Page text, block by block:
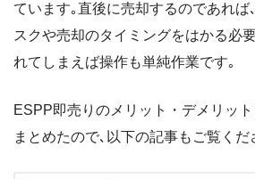
ています｡直後に売却するのであれば
スクや売却のタイミングをはかる必
れてしまえば操作も単純作業です｡
ESPP即売りのメリット・デメリッ
まとめたので､以下の記事もご覧くだ